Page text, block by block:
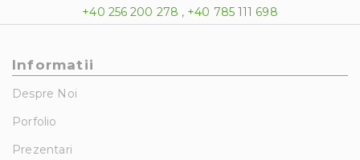
+40 256 200 278 , +40 785 111 698
Informatii
Despre Noi
Porfolio
Prezentari